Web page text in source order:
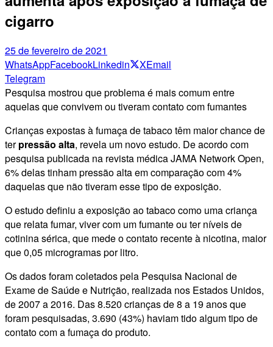
cigarro
25 de fevereiro de 2021
WhatsAppFacebookLinkedin XEmail
Telegram
Pesquisa mostrou que problema é mais comum entre
aquelas que convivem ou tiveram contato com fumantes
Crianças expostas à fumaça de tabaco têm maior chance de
terpressão alta, revela um novo estudo. De acordo com
pesquisa publicada na revista médica JAMA Network Open,
6% delas tinham pressão alta em comparação com 4%
daquelas que não tiveram esse tipo de exposição.
O estudo definiu a exposição ao tabaco como uma criança
que relata fumar, viver com um fumante ou ter níveis de
cotinina sérica, que mede o contato recente à nicotina, maior
que 0,05 microgramas por litro.
Os dados foram coletados pela Pesquisa Nacional de
Exame de Saúde e Nutrição, realizada nos Estados Unidos,
de 2007 a 2016. Das 8.520 crianças de 8 a 19 anos que
foram pesquisadas, 3.690 (43%) haviam tido algum tipo de
contato com a fumaça do produto.